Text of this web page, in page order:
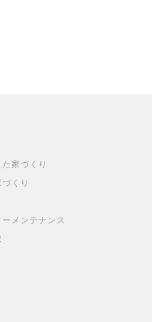
家づくり
くり
メンテナンス